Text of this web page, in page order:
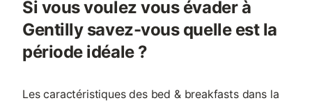
Si vous voulez vous évader à
Gentilly savez-vous quelle est la
période idéale ?
Les caractéristiques des bed & breakfasts dans la